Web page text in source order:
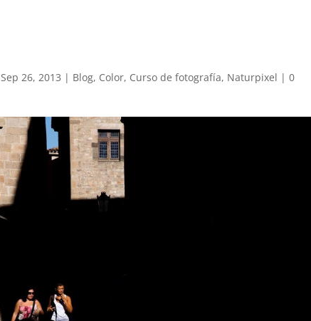
Sep 26, 2013 | Blog, Color, Curso de fotografía, Naturpixel | 0